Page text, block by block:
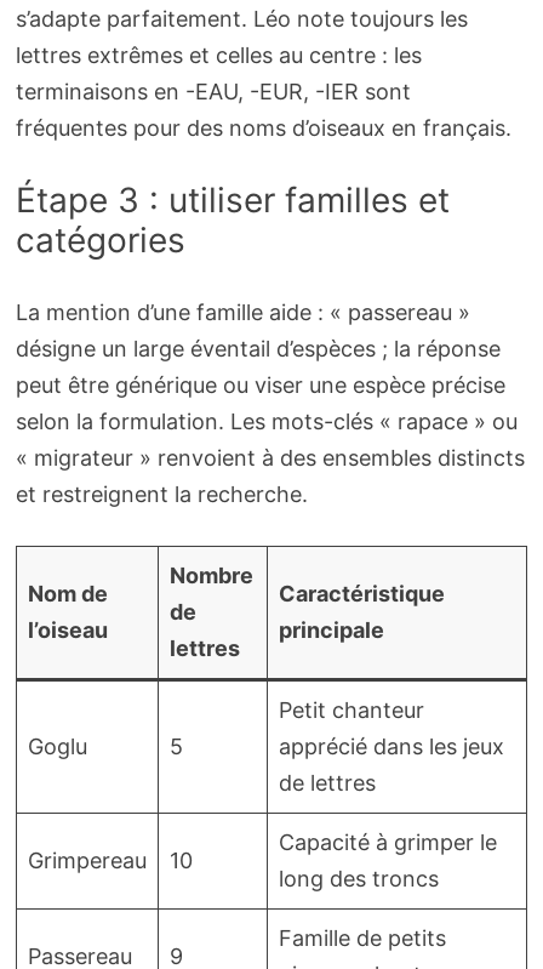
s’adapte parfaitement. Léo note toujours les
lettres extrêmes et celles au centre : les
terminaisons en -EAU, -EUR, -IER sont
fréquentes pour des noms d’oiseaux en français.
Étape 3 : utiliser familles et
catégories
La mention d’une famille aide : « passereau »
désigne un large éventail d’espèces ; la réponse
peut être générique ou viser une espèce précise
selon la formulation. Les mots-clés « rapace » ou
« migrateur » renvoient à des ensembles distincts
et restreignent la recherche.
Nom de
l’oiseau
Nombre
de
lettres
Caractéristique
principale
Goglu 5
Petit chanteur
apprécié dans les jeux
de lettres
Grimpereau 10
Capacité à grimper le
long des troncs
Passereau 9
Famille de petits